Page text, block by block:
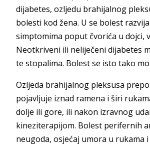
dijabetes, ozljedu brahijalnog
bolesti kod žena. U se bolest
simptomima poput čvorića u dojci,
Neotkriveni ili neliječeni dijabetes
te stopalima. Bolest se isto tako
Ozljeda brahijalnog pleksusa
pojavljuje iznad ramena i širi
dolje ili gore, ili nakon izravnog
kineziterapijom. Bolest perifernih
neugoda, osjećaj umora u rukama